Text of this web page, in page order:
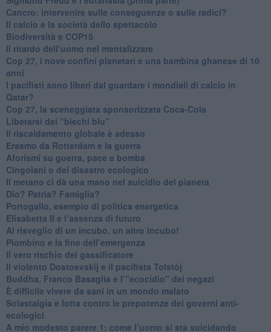
Cancro: intervenire sulle conseguenze o sulle radici?
​Il calcio e la società dello spettacolo
Biodiversità e COP15
​Il ritardo dell’uomo nel mentalizzare
​Cop 27, i nove confini planetari e una bambina ghanese di 10
anni
​I pacifisti sono liberi dal guardare i mondiali di calcio in
Qatar?
​Cop 27, la sceneggiata sponsorizzata Coca-Cola
​Liberarsi dei “biechi blu”
Il riscaldamento globale è adesso
​Erasmo da Rotterdam e la guerra
​Aforismi su guerra, pace e bomba
Cingolani o del disastro ecologico
​Il metano ci dà una mano nel suicidio del pianeta
​Dio? Patria? Famiglia?
Portogallo, esempio di politica energetica
​Elisabetta II e l’assenza di futuro
Al risveglio di un incubo, un altro incubo!
​Piombino e la fine dell’emergenza
​Il vero rischio del gassificatore
​Il violento Dostoevskij e il pacifista Tolstòj
​Buddha, Franco Basaglia e l’”ecocidio” dei negazi
​È difficile vivere da sani in un mondo malato
Solastalgia e lotta contro le prepotenze dei governi anti-
ecologici
​A mio modesto parere 1: come l’uomo si sta suicidando